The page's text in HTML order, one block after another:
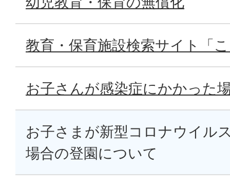
教育・保育施設検索サイト「
お子さんが感染症にかかった
お子さまが新型コロナウイル
場合の登園について